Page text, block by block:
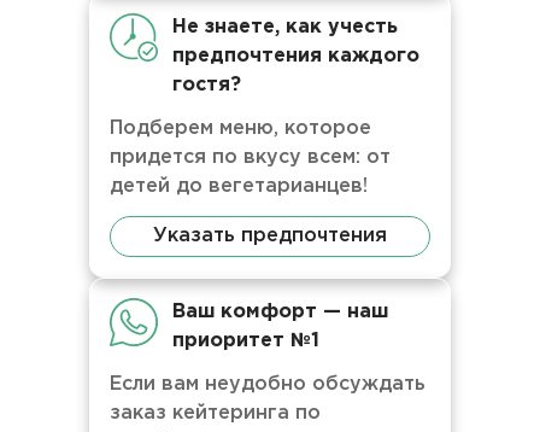
Не знаете, как учесть
предпочтения каждого
гостя?
Подберем меню, которое
придется по вкусу всем: от
детей до вегетарианцев!
Указать предпочтения
Ваш комфорт — наш
приоритет №1
Если вам неудобно обсуждать
заказ кейтеринга по